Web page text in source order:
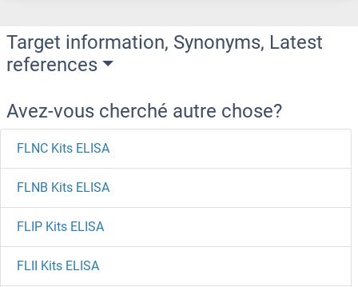
Target information, Synonyms, Latest
references
Avez-vous cherché autre chose?
FLNC Kits ELISA
FLNB Kits ELISA
FLIP Kits ELISA
FLII Kits ELISA